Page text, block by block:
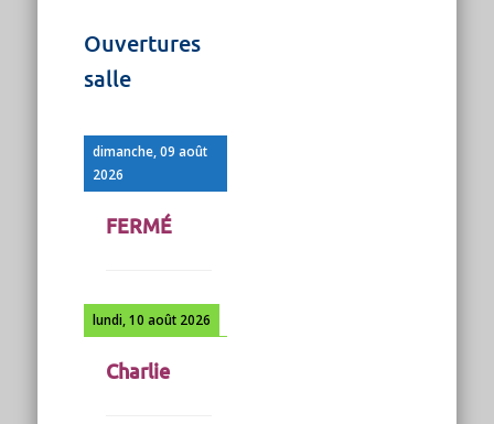
Ouvertures
salle
dimanche, 09 août
2026
FERMÉ
lundi, 10 août 2026
Charlie